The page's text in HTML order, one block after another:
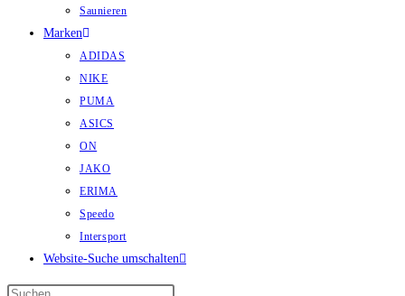
Saunieren
Marken
ADIDAS
NIKE
PUMA
ASICS
ON
JAKO
ERIMA
Speedo
Intersport
Website-Suche umschalten